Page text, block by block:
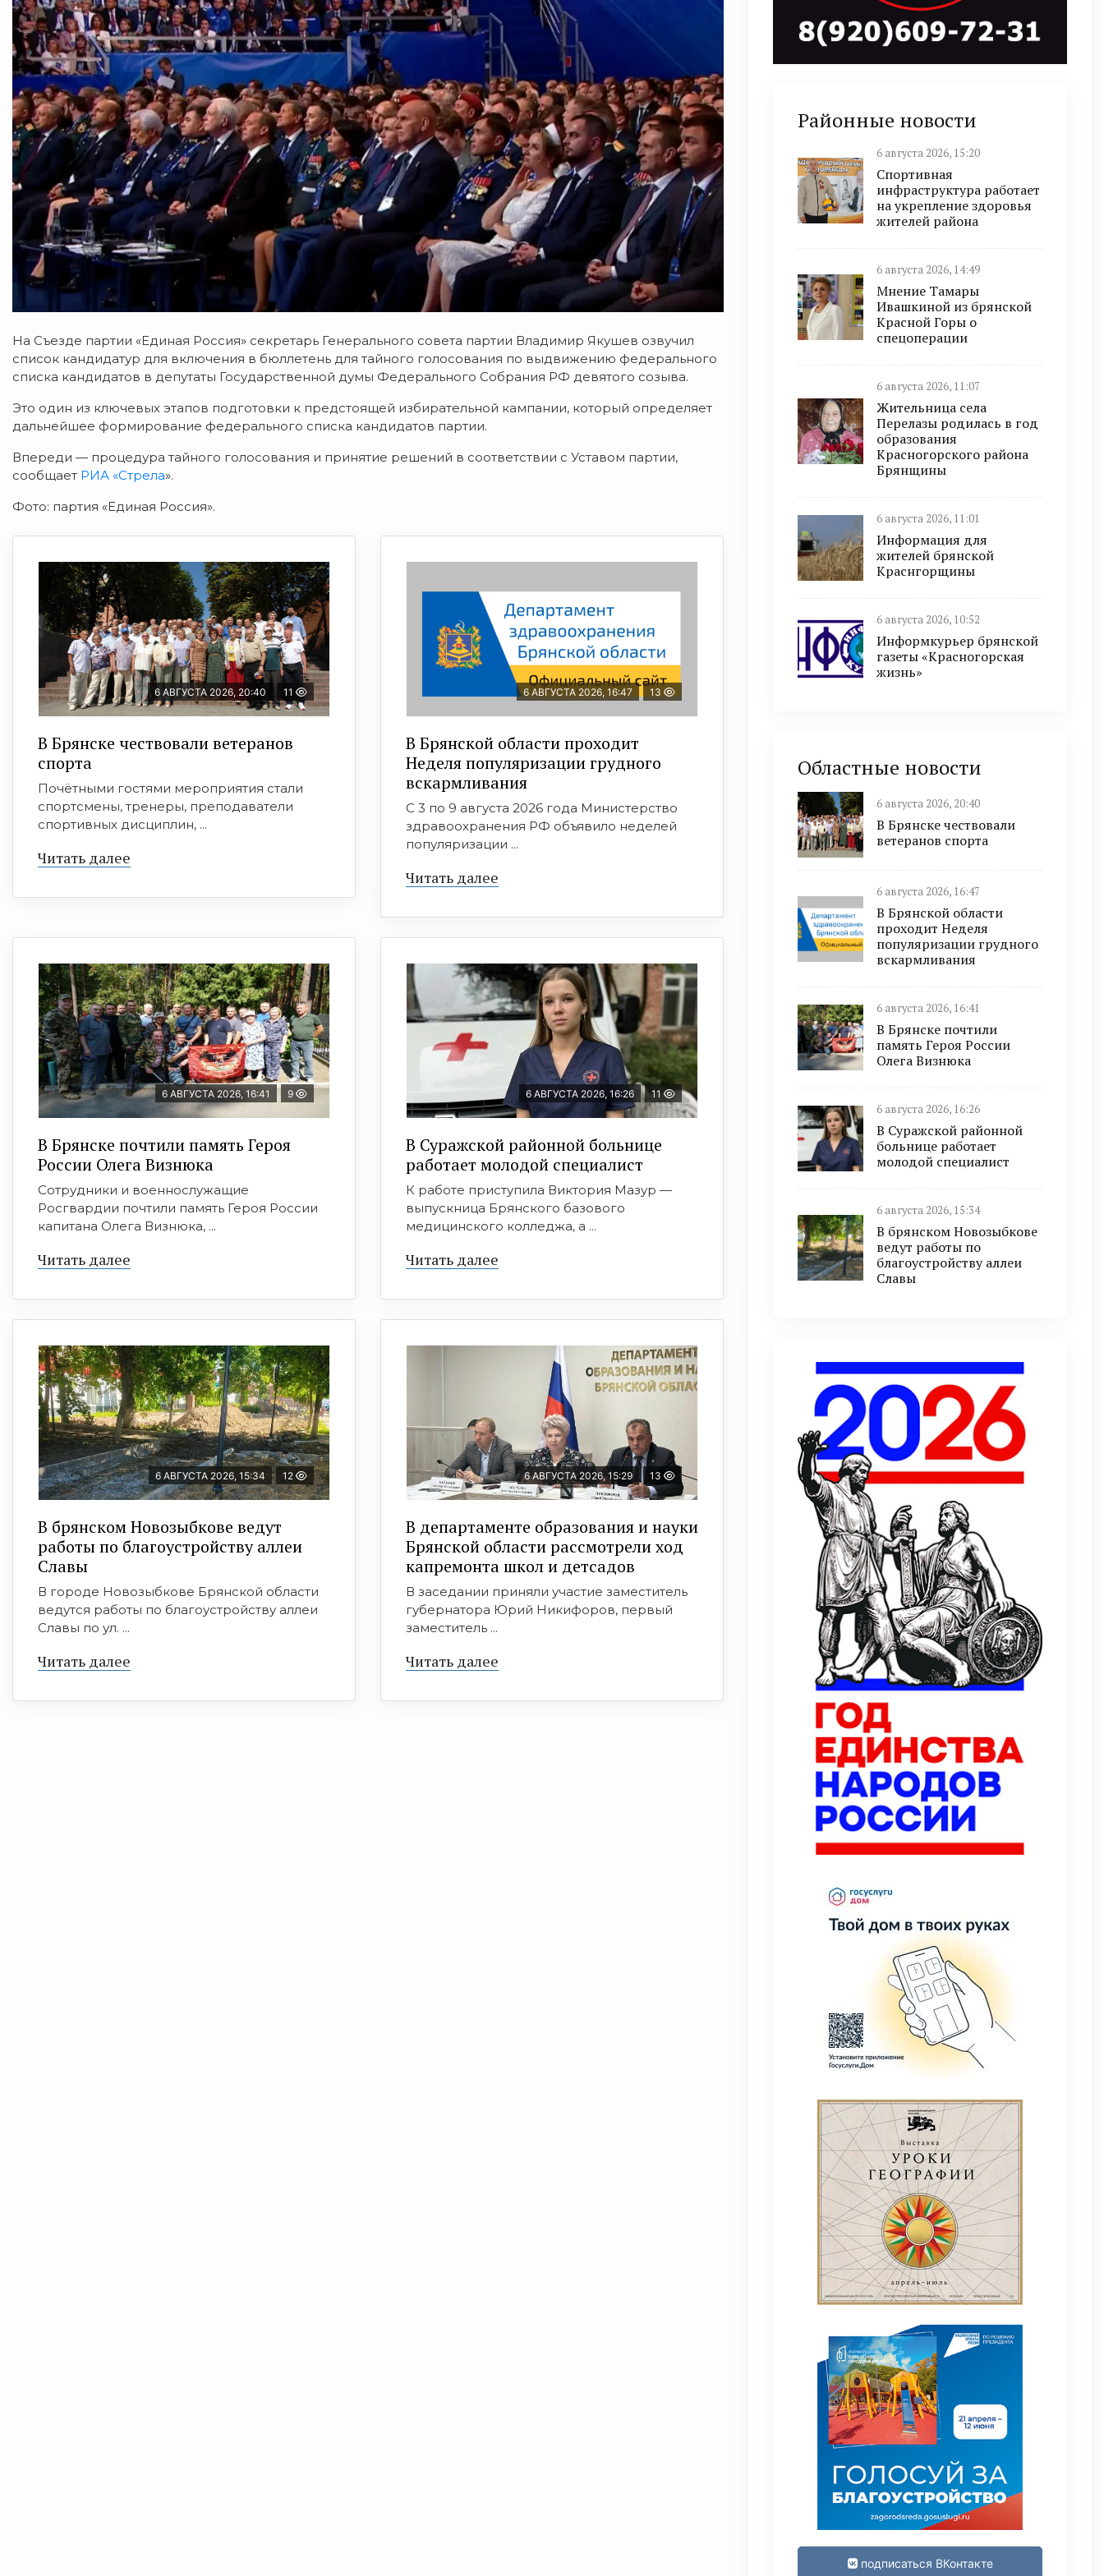
На Съезде партии «Единая Россия» секретарь Генерального совета партии Владимир Якушев озвучил
список кандидатур для включения в бюллетень для тайного голосования по выдвижению федерального
списка кандидатов в депутаты Государственной думы Федерального Собрания РФ девятого созыва.
Это один из ключевых этапов подготовки к предстоящей избирательной кампании, который определяет
дальнейшее формирование федерального списка кандидатов партии.
Впереди — процедура тайного голосования и принятие решений в соответствии с Уставом партии,
сообщает РИА «Стрела».
Фото: партия «Единая Россия».
6 АВГУСТА 2026, 20:40 11
В Брянске чествовали ветеранов
спорта
Почётными гостями мероприятия стали
спортсмены, тренеры, преподаватели
спортивных дисциплин, ...
Читать далее
6 АВГУСТА 2026, 16:47 13
В Брянской области проходит
Неделя популяризации грудного
вскармливания
С 3 по 9 августа 2026 года Министерство
здравоохранения РФ объявило неделей
популяризации ...
Читать далее
6 АВГУСТА 2026, 16:41 9
В Брянске почтили память Героя
России Олега Визнюка
Сотрудники и военнослужащие
Росгвардии почтили память Героя России
капитана Олега Визнюка, ...
Читать далее
6 АВГУСТА 2026, 16:26 11
В Суражской районной больнице
работает молодой специалист
К работе приступила Виктория Мазур —
выпускница Брянского базового
медицинского колледжа, а ...
Читать далее
6 АВГУСТА 2026, 15:34 12
В брянском Новозыбкове ведут
работы по благоустройству аллеи
Славы
В городе Новозыбкове Брянской области
ведутся работы по благоустройству аллеи
Славы по ул. ...
Читать далее
6 АВГУСТА 2026, 15:29 13
В департаменте образования и науки
Брянской области рассмотрели ход
капремонта школ и детсадов
В заседании приняли участие заместитель
губернатора Юрий Никифоров, первый
заместитель ...
Читать далее
Районные новости
6 августа 2026, 15:20
Спортивная
инфраструктура работает
на укрепление здоровья
жителей района
6 августа 2026, 14:49
Мнение Тамары
Ивашкиной из брянской
Красной Горы о
спецоперации
6 августа 2026, 11:07
Жительница села
Перелазы родилась в год
образования
Красногорского района
Брянщины
6 августа 2026, 11:01
Информация для
жителей брянской
Краснгорщины
6 августа 2026, 10:52
Информкурьер брянской
газеты «Красногорская
жизнь»
Областные новости
6 августа 2026, 20:40
В Брянске чествовали
ветеранов спорта
6 августа 2026, 16:47
В Брянской области
проходит Неделя
популяризации грудного
вскармливания
6 августа 2026, 16:41
В Брянске почтили
память Героя России
Олега Визнюка
6 августа 2026, 16:26
В Суражской районной
больнице работает
молодой специалист
6 августа 2026, 15:34
В брянском Новозыбкове
ведут работы по
благоустройству аллеи
Славы
подписаться ВКонтакте